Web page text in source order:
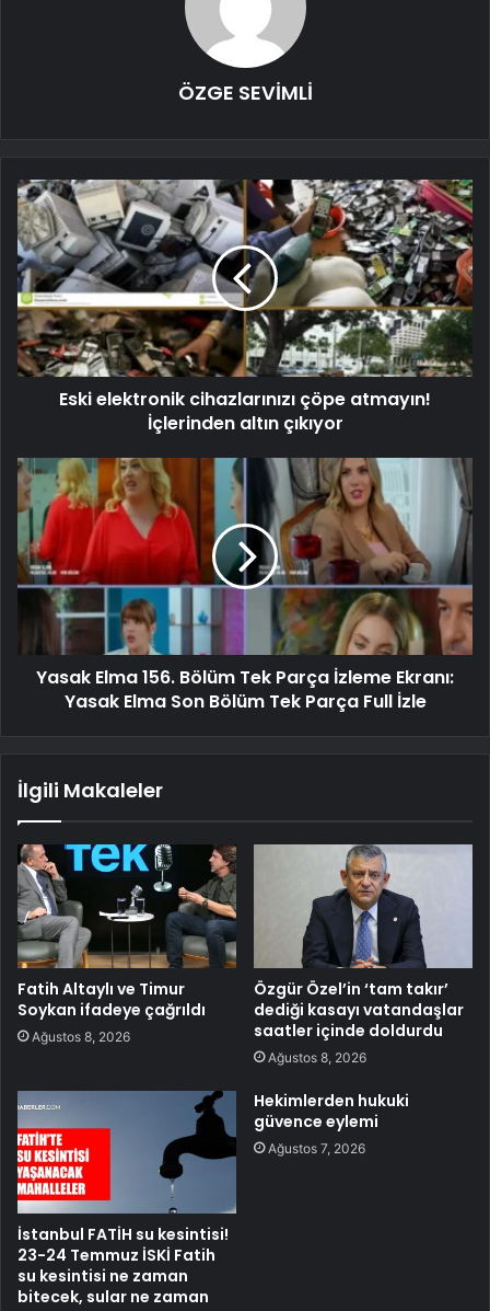
ÖZGE SEVİMLİ
Eski elektronik cihazlarınızı çöpe atmayın!
İçlerinden altın çıkıyor
Yasak Elma 156. Bölüm Tek Parça İzleme Ekranı:
Yasak Elma Son Bölüm Tek Parça Full İzle
İlgili Makaleler
Fatih Altaylı ve Timur
Soykan ifadeye çağrıldı
Ağustos 8, 2026
Özgür Özel’in ‘tam takır’
dediği kasayı vatandaşlar
saatler içinde doldurdu
Ağustos 8, 2026
İstanbul FATİH su kesintisi!
23-24 Temmuz İSKİ Fatih
su kesintisi ne zaman
bitecek, sular ne zaman
Hekimlerden hukuki
güvence eylemi
Ağustos 7, 2026